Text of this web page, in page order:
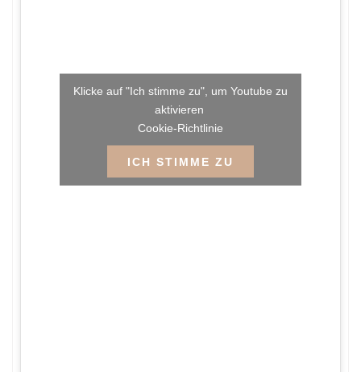
Klicke auf "Ich stimme zu", um Youtube zu
aktivieren
Cookie-Richtlinie
ICH STIMME ZU